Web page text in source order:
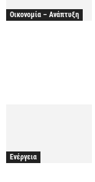
Οικονομία – Ανάπτυξη
Ενέργεια